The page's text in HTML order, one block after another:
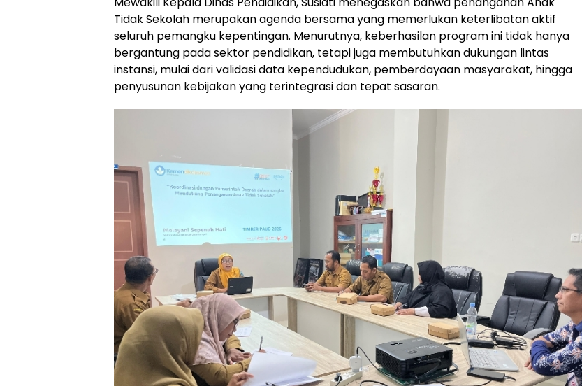
Tidak Sekolah merupakan agenda bersama yang memerlukan keterlibatan aktif
seluruh pemangku kepentingan. Menurutnya, keberhasilan program ini tidak hanya
bergantung pada sektor pendidikan, tetapi juga membutuhkan dukungan lintas
instansi, mulai dari validasi data kependudukan, pemberdayaan masyarakat, hingga
penyusunan kebijakan yang terintegrasi dan tepat sasaran.